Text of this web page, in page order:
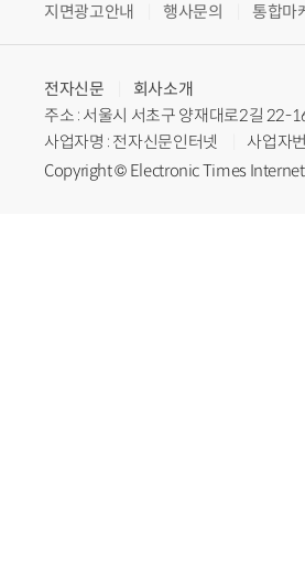
지면광고안내 행사문의 통합마
전자신문
회사소개
주소 : 서울시 서초구 양재대로2길 22-
사업자명 : 전자신문인터넷
사업자
Copyright © Electronic Times